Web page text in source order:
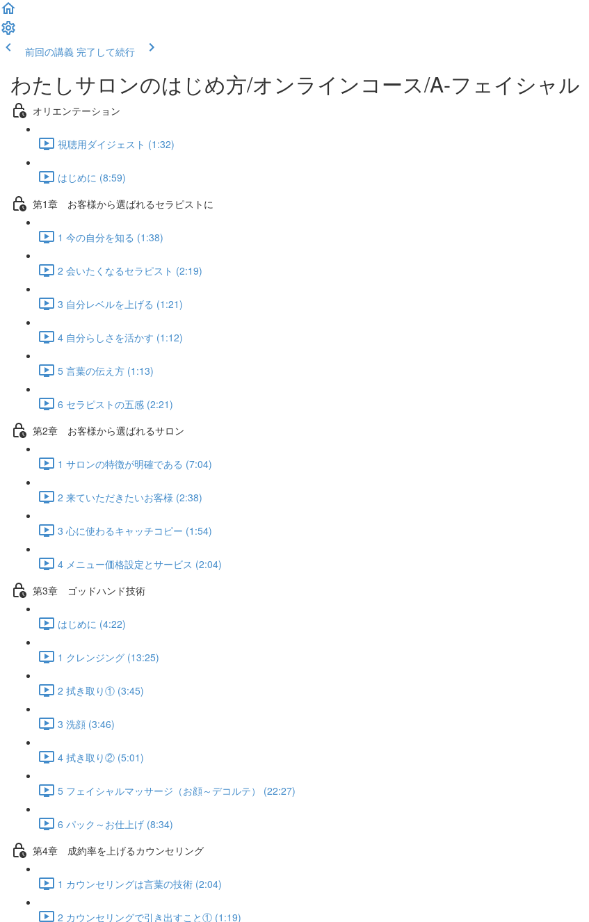
前回の講義 完了して続行
わたしサロンのはじめ方/オンラインコース/A-フェイシャル
オリエンテーション
視聴用ダイジェスト (1:32)
はじめに (8:59)
第1章 お客様から選ばれるセラピストに
1 今の自分を知る (1:38)
2 会いたくなるセラピスト (2:19)
3 自分レベルを上げる (1:21)
4 自分らしさを活かす (1:12)
5 言葉の伝え方 (1:13)
6 セラピストの五感 (2:21)
第2章 お客様から選ばれるサロン
1 サロンの特徴が明確である (7:04)
2 来ていただきたいお客様 (2:38)
3 心に使わるキャッチコピー (1:54)
4 メニュー価格設定とサービス (2:04)
第3章 ゴッドハンド技術
はじめに (4:22)
1 クレンジング (13:25)
2 拭き取り① (3:45)
3 洗顔 (3:46)
4 拭き取り② (5:01)
5 フェイシャルマッサージ（お顔～デコルテ） (22:27)
6 パック～お仕上げ (8:34)
第4章 成約率を上げるカウンセリング
1 カウンセリングは言葉の技術 (2:04)
2 カウンセリングで引き出すこと① (1:19)